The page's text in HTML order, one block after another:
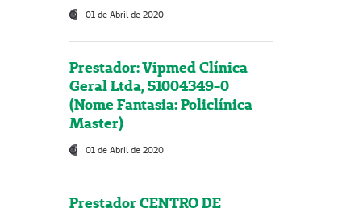
01 de Abril de 2020
Prestador: Vipmed Clínica
Geral Ltda, 51004349-0
(Nome Fantasia: Policlínica
Master)
01 de Abril de 2020
Prestador CENTRO DE